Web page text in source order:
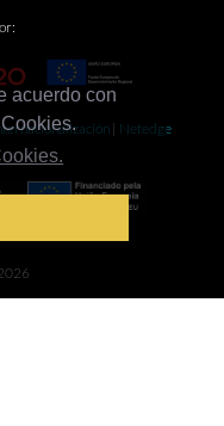
acuerdo con
| Netedge